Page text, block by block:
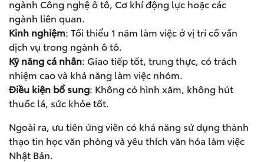
ngành Công nghệ ô tô, Cơ khí động lực hoặc các
ngành liên quan.
Kinh nghiệm: Tối thiểu 1 năm làm việc ở vị trí cố vấn
dịch vụ trong ngành ô tô.
Kỹ năng cá nhân: Giao tiếp tốt, trung thực, có trách
nhiệm cao và khả năng làm việc nhóm.
Điều kiện bổ sung: Không có hình xăm, không hút
thuốc lá, sức khỏe tốt.
Ngoài ra, ưu tiên ứng viên có khả năng sử dụng thành
thạo tin học văn phòng và yêu thích văn hóa làm việc
Nhật Bản.